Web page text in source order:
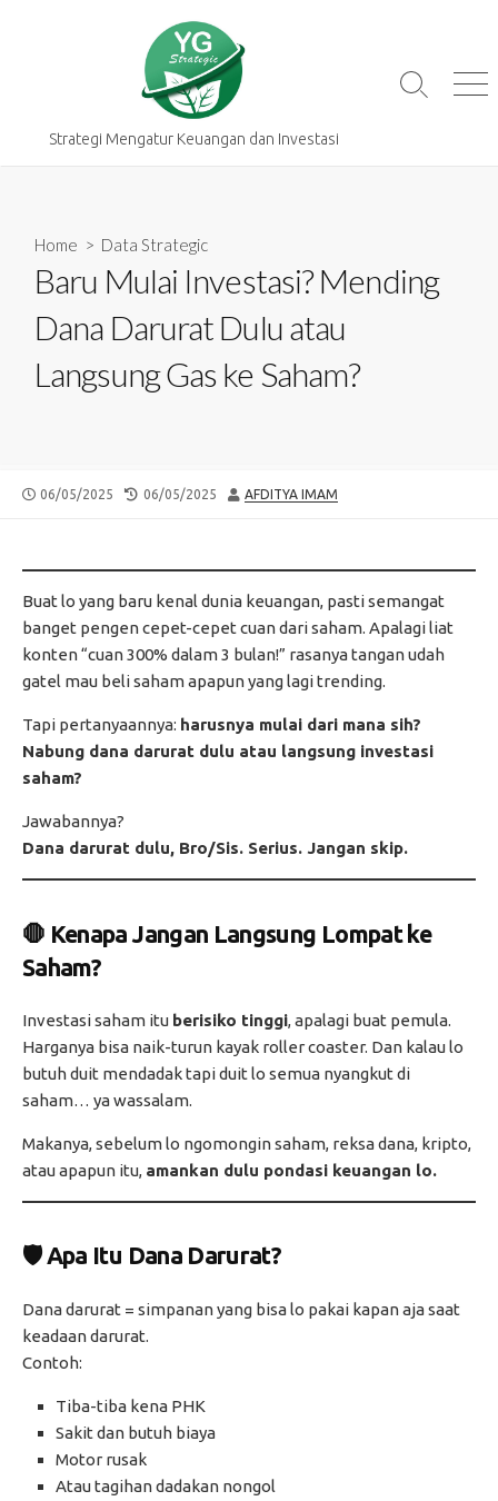
Strategi Mengatur Keuangan dan Investasi
Search
Home > Data Strategic
Baru Mulai Investasi? Mending
Dana Darurat Dulu atau
Langsung Gas ke Saham?
PUBLISHED
06/05/2025
LAST
06/05/2025 AUTHOR
AFDITYA IMAM
Buat lo yang baru kenal dunia keuangan, pasti semangat
banget pengen cepet-cepet cuan dari saham. Apalagi liat
konten “cuan 300% dalam 3 bulan!” rasanya tangan udah
gatel mau beli saham apapun yang lagi trending.
Tapi pertanyaannya: harusnya mulai dari mana sih?
Nabung dana darurat dulu atau langsung investasi
saham?
Jawabannya?
Dana darurat dulu, Bro/Sis. Serius. Jangan skip.
🛑 Kenapa Jangan Langsung Lompat ke
Saham?
Investasi saham itu berisiko tinggi, apalagi buat pemula.
Harganya bisa naik-turun kayak roller coaster. Dan kalau lo
butuh duit mendadak tapi duit lo semua nyangkut di
saham… ya wassalam.
Makanya, sebelum lo ngomongin saham, reksa dana, kripto,
atau apapun itu, amankan dulu pondasi keuangan lo.
🛡️ Apa Itu Dana Darurat?
Dana darurat = simpanan yang bisa lo pakai kapan aja saat
keadaan darurat.
Contoh:
Tiba-tiba kena PHK
Sakit dan butuh biaya
Motor rusak
Atau tagihan dadakan nongol